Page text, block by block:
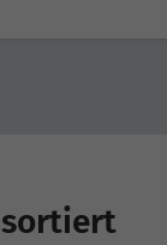
sortiert